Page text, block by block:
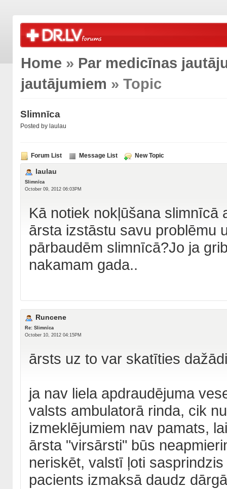
Home » Par medicīnas
jautājumiem » Topic
Slimnīca
Posted by laulau
Forum List Message List New Topic
laulau
Slimnīca
October 09, 2012 06:03PM
Kā notiek nokļūšana slimnīcā
ārsta izstāstu savu problēmu
pārbaudēm slimnīcā?Jo ja
nakamam gada..
Runcene
Re: Slimnīca
October 10, 2012 04:15PM
ārsts uz to var skatīties
ja nav liela apdraudējuma
valsts ambulatorā rinda, cik
izmeklējumiem nav pamats,
ārsta "virsārsti" būs
neriskēt, valstī ļoti
pacients izmaksā daudz